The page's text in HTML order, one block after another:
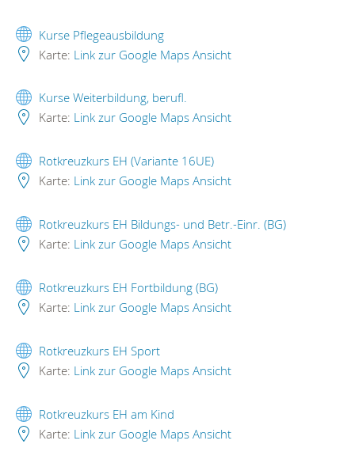
Kurse Pflegeausbildung
Karte: Link zur Google Maps Ansicht
Kurse Weiterbildung, berufl.
Karte: Link zur Google Maps Ansicht
Rotkreuzkurs EH (Variante 16UE)
Karte: Link zur Google Maps Ansicht
Rotkreuzkurs EH Bildungs- und Betr.-Einr. (BG)
Karte: Link zur Google Maps Ansicht
Rotkreuzkurs EH Fortbildung (BG)
Karte: Link zur Google Maps Ansicht
Rotkreuzkurs EH Sport
Karte: Link zur Google Maps Ansicht
Rotkreuzkurs EH am Kind
Karte: Link zur Google Maps Ansicht